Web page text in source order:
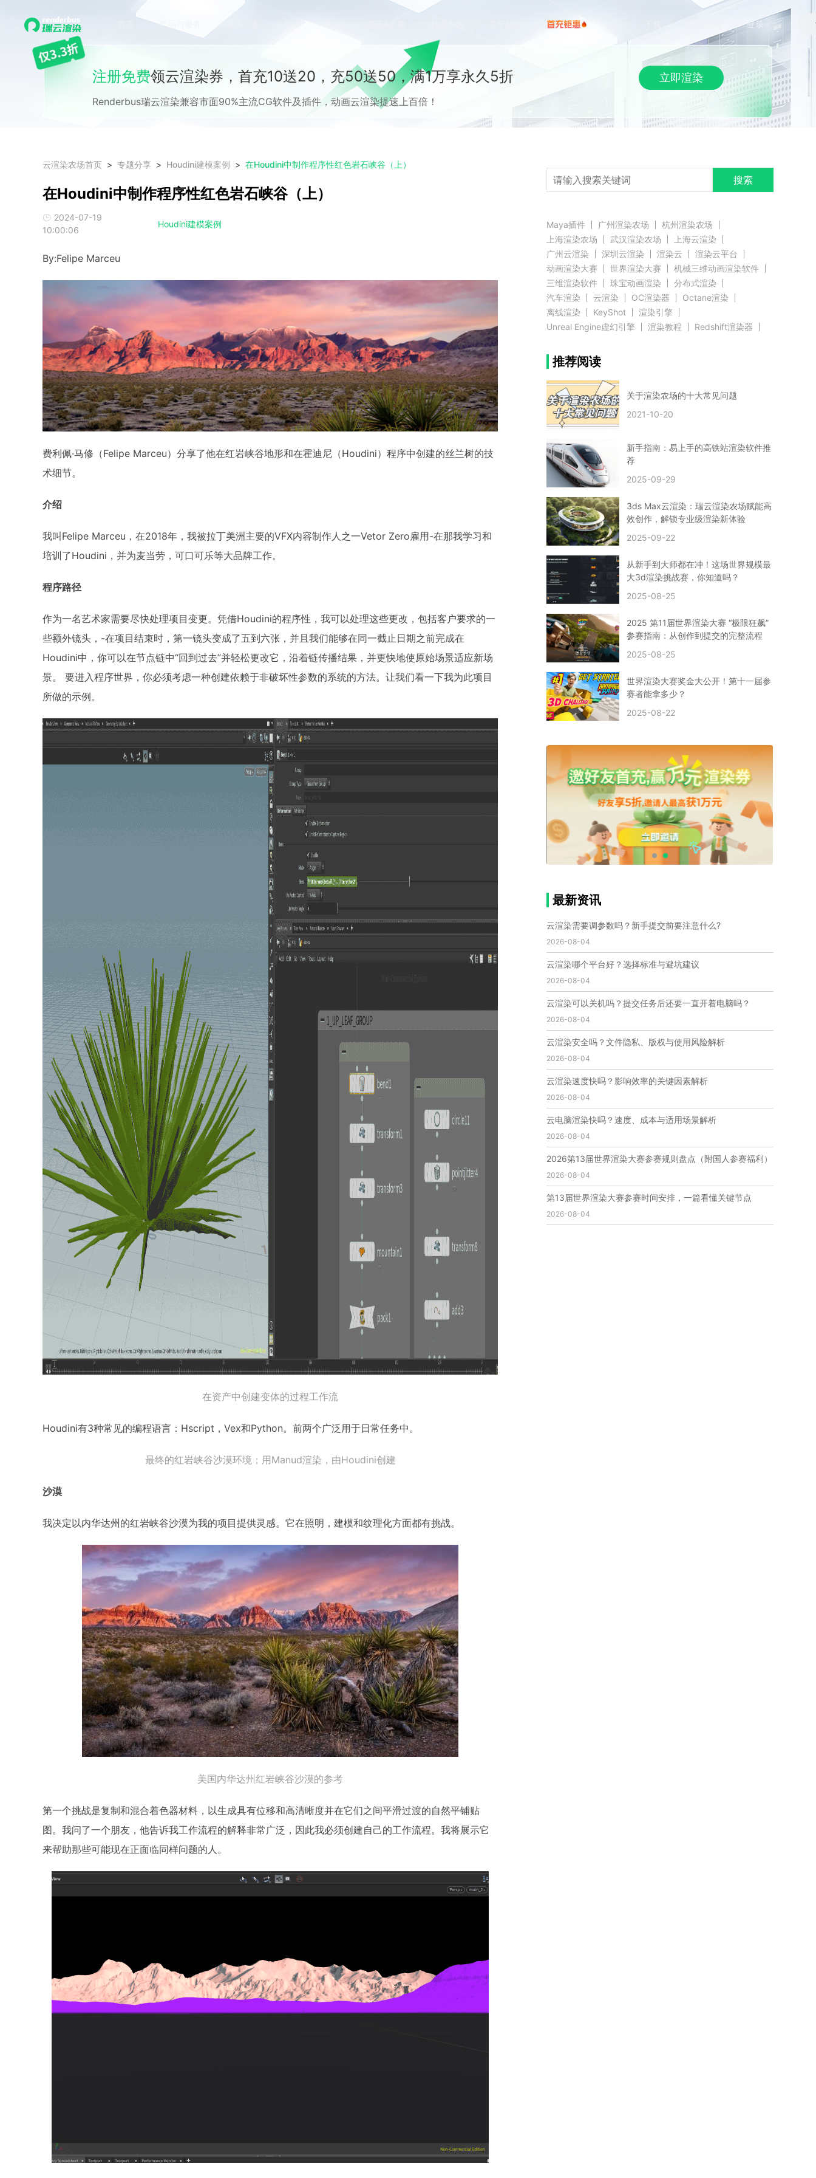
产品与服务 登录
注册免费领云渲染券，首充10送20，充50送50，满1万享永久5折
Renderbus瑞云渲染兼容市面90%主流CG软件及插件，动画云渲染提速上百倍！
立即渲染
云渲染农场首页 专题分享 Houdini建模案例 在Houdini中制作程序性红色岩石峡谷（上）
在Houdini中制作程序性红色岩石峡谷（上）
2024-07-19
10:00:06
Houdini建模案例
By:Felipe Marceu
费利佩·马修（Felipe Marceu）分享了他在红岩峡谷地形和在霍迪尼（Houdini）程序中创建的丝兰树的技
术细节。
介绍
我叫Felipe Marceu，在2018年，我被拉丁美洲主要的VFX内容制作人之一Vetor Zero雇用-在那我学习和
培训了Houdini，并为麦当劳，可口可乐等大品牌工作。
程序路径
作为一名艺术家需要尽快处理项目变更。凭借Houdini的程序性，我可以处理这些更改，包括客户要求的一
些额外镜头，-在项目结束时，第一镜头变成了五到六张，并且我们能够在同一截止日期之前完成在
Houdini中，你可以在节点链中“回到过去”并轻松更改它，沿着链传播结果，并更快地使原始场景适应新场
景。 要进入程序世界，你必须考虑一种创建依赖于非破坏性参数的系统的方法。让我们看一下我为此项目
所做的示例。
在资产中创建变体的过程工作流
Houdini有3种常见的编程语言：Hscript，Vex和Python。前两个广泛用于日常任务中。
最终的红岩峡谷沙漠环境；用Manud渲染，由Houdini创建
沙漠
我决定以内华达州的红岩峡谷沙漠为我的项目提供灵感。它在照明，建模和纹理化方面都有挑战。
美国内华达州红岩峡谷沙漠的参考
第一个挑战是复制和混合着色器材料，以生成具有位移和高清晰度并在它们之间平滑过渡的自然平铺贴
图。我问了一个朋友，他告诉我工作流程的解释非常广泛，因此我必须创建自己的工作流程。我将展示它
来帮助那些可能现在正面临同样问题的人。
搜索
Maya插件 广州渲染农场
杭州渲染农场
上海渲染农场
武汉渲染农场
上海云渲染
广州云渲染
深圳云渲染 渲染云
渲染云平台
动画渲染大赛
世界渲染大赛
机械三维动画渲染软件
三维渲染软件
珠宝动画渲染
分布式渲染
汽车渲染
云渲染 OC渲染器
Octane渲染
离线渲染
KeyShot
渲染引擎
Unreal Engine虚幻引擎
渲染教程
Redshift渲染器
推荐阅读
3D模型教程
云渲染农场使用教程
渲染图黑色
云渲染农场价格
建筑效果图渲染
渲染速度慢
贴图教程
CG角色制作心得
动画渲染 在线渲染
渲染技巧
雕刻3D模型
Blender云端渲染
maya渲染 CG动画
动画制作
Blender
CG渲染 渲染农场
3dmax云端渲染
渲染图
CG原画
clarisse教程
拟真人物制作 实时渲染
视觉效果
视觉特效
特效 VRay制作案例
VFX案例
手动渲染农场
云渲染小课堂
CPU渲染
Arnold案例
vr渲染器
效果图渲染 免费云渲染
Autodesk
2D转3D
SU渲染 圣诞短片
风暴幽灵船
云渲染大咖专访
CG电影云渲染案例
Houdini建模案例
CG人物制作
Maya基础知识
Blender渲染技巧
3ds Max资讯
3ds Max教程
CG软件资讯
3d云渲染
3dmax渲染
Substance Painter
vray网络渲染
SAAS渲染农场
Lumion
ZBrush技巧
SketchUp教程
3dmax 渲染慢
渲染卡顿
云渲染怎么收费
纹理渲染
全局光引擎
渲染溢色
EEVEE渲染器
C4D教程
Corona降噪器
奥斯卡 电影
建模渲染
人物建模渲染
在线建模渲染
北京渲染农场
成都动画渲染
免费渲染农场
网络渲染农场
个人渲染农场
小型渲染农场
自建渲染农场
视频渲染农场
渲染农场软件
cpu渲染农场
渲染农场费用
渲染农场下载
模型软件
建模渲染软件
三维建模渲染
3d建模渲染
云渲染农场
C4D渲染农场
渲染农场收费
云渲染农场价格
瑞云渲染农场价格
动画渲染农场
第十一届世界渲染大赛
世界渲染大赛时间
世界渲染大赛官网
国际渲染大赛
国际渲染大赛排名
世界渲染大赛软件
瑞云官网
瑞云科技 端云
瑞云渲染官网
网络渲染软件
云渲染服务
云渲染怎么收费
云渲染怎么用
云渲染技术
云渲染原理 云渲染插件
云渲染软件
云渲染引擎
云渲染主机
云渲染软件厂家
免费云渲染
云渲染网站
云渲染收费 云渲染厂家
云渲染厂商
瑞云渲染大赛
3d渲染大赛
CG动画渲染大赛
瑞云渲染大赛报名页
瑞云渲染大赛奖项
瑞云渲染大赛历届大赛回顾
云渲染电脑
云渲染配置 云主机渲染
视频云渲染
实时渲染云
推荐阅读
关于渲染农场的十大常见问题
2021-10-20
新手指南：易上手的高铁站渲染软件推
荐
2025-09-29
3ds Max云渲染：瑞云渲染农场赋能高
效创作，解锁专业级渲染新体验
2025-09-22
从新手到大师都在冲！这场世界规模最
大3d渲染挑战赛，你知道吗？
2025-08-25
2025 第11届世界渲染大赛 “极限狂飙”
参赛指南：从创作到提交的完整流程
2025-08-25
世界渲染大赛奖金大公开！第十一届参
赛者能拿多少？
2025-08-22
最新资讯
云渲染需要调参数吗？新手提交前要注意什么?
2026-08-04
云渲染哪个平台好？选择标准与避坑建议
2026-08-04
云渲染可以关机吗？提交任务后还要一直开着电脑吗？
2026-08-04
云渲染安全吗？文件隐私、版权与使用风险解析
2026-08-04
云渲染速度快吗？影响效率的关键因素解析
2026-08-04
云电脑渲染快吗？速度、成本与适用场景解析
2026-08-04
2026第13届世界渲染大赛参赛规则盘点（附国人参赛福利）
2026-08-04
第13届世界渲染大赛参赛时间安排，一篇看懂关键节点
2026-08-04